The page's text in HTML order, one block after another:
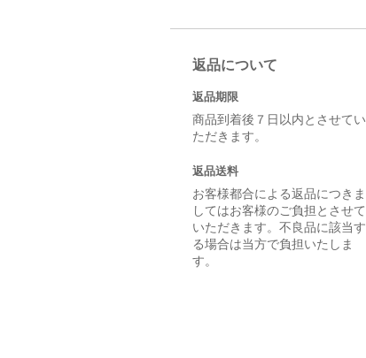
返品について
返品期限
商品到着後７日以内とさせてい
ただきます。
返品送料
お客様都合による返品につきま
してはお客様のご負担とさせて
いただきます。不良品に該当す
る場合は当方で負担いたしま
す。